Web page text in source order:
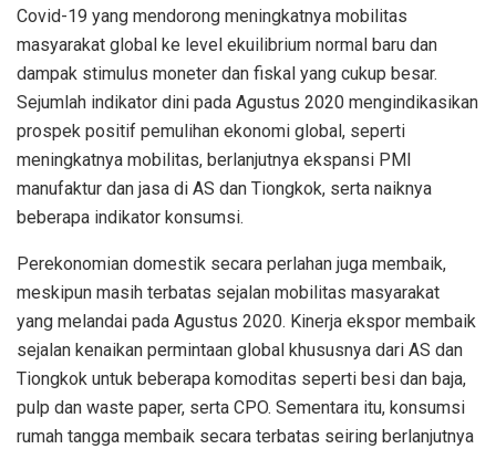
Covid-19 yang mendorong meningkatnya mobilitas
masyarakat global ke level ekuilibrium normal baru dan
dampak stimulus moneter dan fiskal yang cukup besar.
Sejumlah indikator dini pada Agustus 2020 mengindikasikan
prospek positif pemulihan ekonomi global, seperti
meningkatnya mobilitas, berlanjutnya ekspansi PMI
manufaktur dan jasa di AS dan Tiongkok, serta naiknya
beberapa indikator konsumsi.
Perekonomian domestik secara perlahan juga membaik,
meskipun masih terbatas sejalan mobilitas masyarakat
yang melandai pada Agustus 2020. Kinerja ekspor membaik
sejalan kenaikan permintaan global khususnya dari AS dan
Tiongkok untuk beberapa komoditas seperti besi dan baja,
pulp dan waste paper, serta CPO. Sementara itu, konsumsi
rumah tangga membaik secara terbatas seiring berlanjutnya